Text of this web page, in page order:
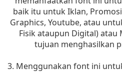
baik itu untuk Iklan,
Graphics, Youtube, atau
Fisik ataupun Digital) atau
tujuan menghasilkan
3. Menggunakan font ini